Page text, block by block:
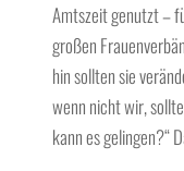
Amtszeit genutzt –
großen
hin sollten sie
wenn nicht wir,
kann es gelingen?“